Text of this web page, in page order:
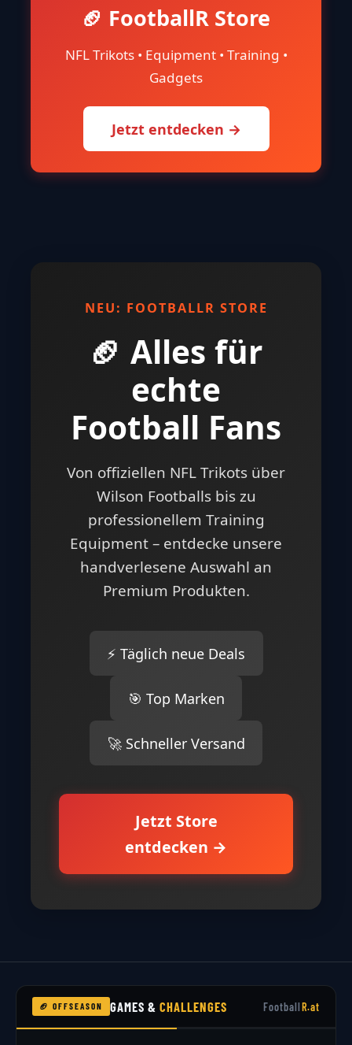
🏈 FootballR Store
NFL Trikots • Equipment • Training •
Gadgets
Jetzt entdecken →
NEU: FOOTBALLR STORE
🏈 Alles für
echte
Football Fans
Von offiziellen NFL Trikots über
Wilson Footballs bis zu
professionellem Training
Equipment – entdecke unsere
handverlesene Auswahl an
Premium Produkten.
⚡ Täglich neue Deals
🎯 Top Marken
🚀 Schneller Versand
Jetzt Store
entdecken →
🏈 OFFSEASON GAMES &CHALLENGES FootballR.at